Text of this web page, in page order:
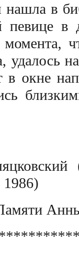
в
в
момента,
удалось
в окне